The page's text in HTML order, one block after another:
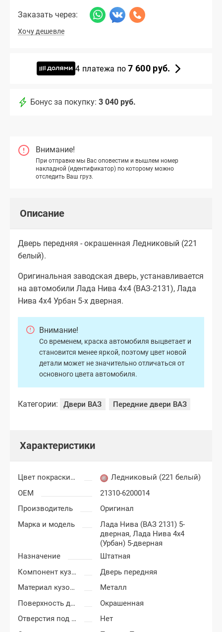
Заказать через:
Хочу дешевле
4 платежа по7 600 руб.
Бонус за покупку: 3 040 руб.
Внимание!
При отправке мы Вас оповестим и вышлем номер
накладной (идентификатор) по которому можно
отследить Ваш груз.
Описание
Дверь передняя - окрашенная Ледниковый (221
белый).
Оригинальная заводская дверь, устанавливается
на автомобили Лада Нива 4х4 (ВАЗ-2131), Лада
Нива 4х4 Урбан 5-х дверная.
Внимание!
Со временем, краска автомобиля выцветает и
становится менее яркой, поэтому цвет новой
детали может не значительно отличаться от
основного цвета автомобиля.
Категории: Двери ВАЗ Передние двери ВАЗ
Характеристики
Цвет покраски Лада Нива 4х4
Ледниковый (221 белый)
OEM
21310-6200014
Производитель
Оригинал
Марка и модель
Лада Нива (ВАЗ 2131) 5-
дверная,Лада Нива 4x4
(Урбан) 5-дверная
Назначение
Штатная
Компонент кузова
Дверь передняя
Материал кузовных деталей
Металл
Поверхность двери
Окрашенная
Отверстия под молдинг
Нет